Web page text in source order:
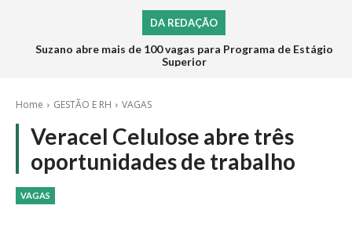
DA REDAÇÃO
Suzano abre mais de 100 vagas para Programa de Estágio
Superior
Home GESTÃO E RH VAGAS
Veracel Celulose abre três
oportunidades de trabalho
VAGAS